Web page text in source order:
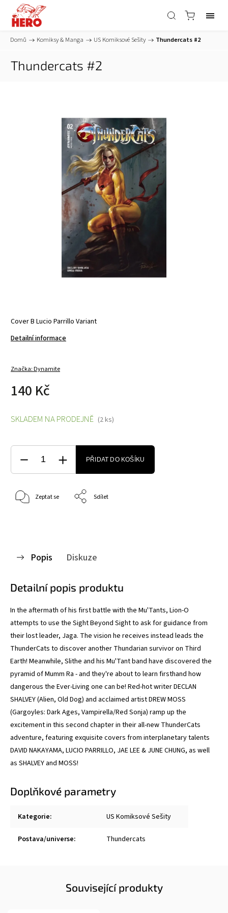
Domů / Komiksy & Manga / US Komiksové Sešity / Thundercats #2
Thundercats #2
Cover B Lucio Parrillo Variant
Detailní informace
Značka:Dynamite
140 Kč
SKLADEM NA PRODEJNĚ (2 ks)
PŘIDAT DO KOŠÍKU
Zeptat se Sdílet
Popis Diskuze
Detailní popis produktu
In the aftermath of his first battle with the Mu'Tants, Lion-O
attempts to use the Sight Beyond Sight to ask for guidance from
their lost leader, Jaga. The vision he receives instead leads the
ThunderCats to discover another Thundarian survivor on Third
Earth! Meanwhile, Slithe and his Mu'Tant band have discovered the
pyramid of Mumm Ra - and they're about to learn firsthand how
dangerous the Ever-Living one can be! Red-hot writer DECLAN
SHALVEY (Alien, Old Dog) and acclaimed artist DREW MOSS
(Gargoyles: Dark Ages, Vampirella/Red Sonja) ramp up the
excitement in this second chapter in their all-new ThunderCats
adventure, featuring exquisite covers from interplanetary talents
DAVID NAKAYAMA, LUCIO PARRILLO, JAE LEE & JUNE CHUNG, as well
as SHALVEY and MOSS!
Doplňkové parametry
Kategorie: US Komiksové Sešity
Postava/universe: Thundercats
Související produkty